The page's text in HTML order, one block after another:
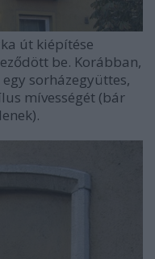
út kiépítése
be. Korábban,
sorházegyüttes,
mívességét (bár